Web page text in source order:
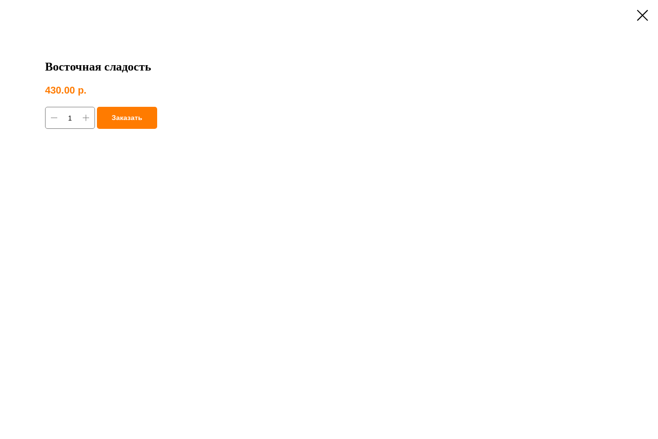
Восточная сладость
430.00 р.
Заказать